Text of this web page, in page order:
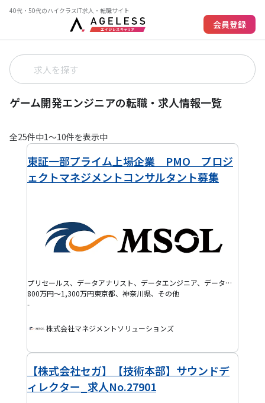
40代・50代のハイクラスIT求人・転職サイト
会員登録
ゲーム開発エンジニアの転職・求人情報一覧
全25件中1〜10件を表示中
東証一部プライム上場企業 PMO プロジ
ェクトマネジメントコンサルタント募集
プリセールス、データアナリスト、データエンジニア、データサイエンティスト、バックエンドエンジニア、フロントエンドエンジニア、AI・機械学習エンジニア、BIエンジニア、IoTエンジニア、ITマネジャー、ITコンサルタント、プログラマー(PG)、プロジェクトマネージャー(PM)、システムエンジニア(SE)、インフラ保守運用・監視、半導体エンジニア、機械系エンジニア、組み込みエンジニア、電気・電子系エンジニア、インフラエンジニア、クラウドエンジニア、セキュリティエンジニア、データベースエンジニア、ネットワークエンジニア、フルスタックエンジニア、モバイルアプリエンジニア、BPR・BPOコンサルタント、ERPコンサルタント、ITアーキテクト、PMO、SAPコンサルタント、戦略コンサルタント、テックリード、プロジェクトリーダー(PL)、QAエンジニア、EM、プロダクトマネージャー(PdM)、アジャイルコーチ・スクラムマスター、DevOpsエンジニア、ブリッジSE、SRE、ゲーム開発エンジニア、その他コンサルタント
800万円～1,300万円東京都、神奈川県、その他
-
株式会社マネジメントソリューションズ
【株式会社セガ】【技術本部】サウンドデ
ィレクター_求人No.27901